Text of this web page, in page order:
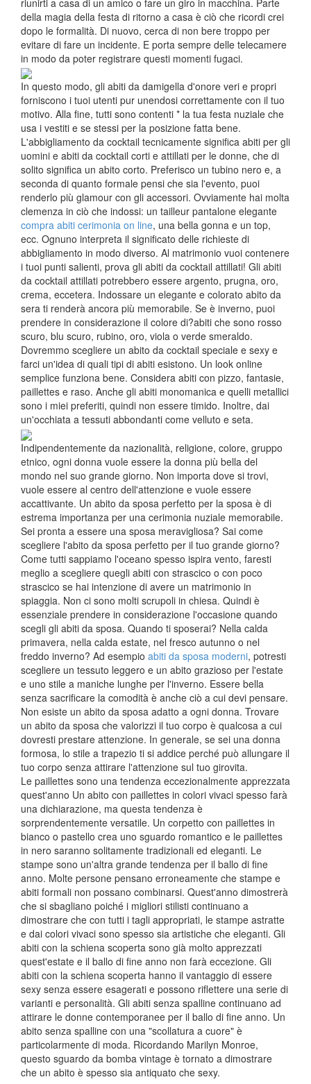
riunirti a casa di un amico o fare un giro in macchina. Parte
della magia della festa di ritorno a casa è ciò che ricordi crei
dopo le formalità. Di nuovo, cerca di non bere troppo per
evitare di fare un incidente. E porta sempre delle telecamere
in modo da poter registrare questi momenti fugaci.
In questo modo, gli abiti da damigella d'onore veri e propri
forniscono i tuoi utenti pur unendosi correttamente con il tuo
motivo. Alla fine, tutti sono contenti * la tua festa nuziale che
usa i vestiti e se stessi per la posizione fatta bene.
L'abbigliamento da cocktail tecnicamente significa abiti per gli
uomini e abiti da cocktail corti e attillati per le donne, che di
solito significa un abito corto. Preferisco un tubino nero e, a
seconda di quanto formale pensi che sia l'evento, puoi
renderlo più glamour con gli accessori. Ovviamente hai molta
clemenza in ciò che indossi: un tailleur pantalone elegante
compra abiti cerimonia on line, una bella gonna e un top,
ecc. Ognuno interpreta il significato delle richieste di
abbigliamento in modo diverso. Al matrimonio vuoi contenere
i tuoi punti salienti, prova gli abiti da cocktail attillati! Gli abiti
da cocktail attillati potrebbero essere argento, prugna, oro,
crema, eccetera. Indossare un elegante e colorato abito da
sera ti renderà ancora più memorabile. Se è inverno, puoi
prendere in considerazione il colore di?abiti che sono rosso
scuro, blu scuro, rubino, oro, viola o verde smeraldo.
Dovremmo scegliere un abito da cocktail speciale e sexy e
farci un'idea di quali tipi di abiti esistono. Un look online
semplice funziona bene. Considera abiti con pizzo, fantasie,
paillettes e raso. Anche gli abiti monomanica e quelli metallici
sono i miei preferiti, quindi non essere timido. Inoltre, dai
un'occhiata a tessuti abbondanti come velluto e seta.
Indipendentemente da nazionalità, religione, colore, gruppo
etnico, ogni donna vuole essere la donna più bella del
mondo nel suo grande giorno. Non importa dove si trovi,
vuole essere al centro dell'attenzione e vuole essere
accattivante. Un abito da sposa perfetto per la sposa è di
estrema importanza per una cerimonia nuziale memorabile.
Sei pronta a essere una sposa meravigliosa? Sai come
scegliere l'abito da sposa perfetto per il tuo grande giorno?
Come tutti sappiamo l'oceano spesso ispira vento, faresti
meglio a scegliere quegli abiti con strascico o con poco
strascico se hai intenzione di avere un matrimonio in
spiaggia. Non ci sono molti scrupoli in chiesa. Quindi è
essenziale prendere in considerazione l'occasione quando
scegli gli abiti da sposa. Quando ti sposerai? Nella calda
primavera, nella calda estate, nel fresco autunno o nel
freddo inverno? Ad esempio abiti da sposa moderni, potresti
scegliere un tessuto leggero e un abito grazioso per l'estate
e uno stile a maniche lunghe per l'inverno. Essere bella
senza sacrificare la comodità è anche ciò a cui devi pensare.
Non esiste un abito da sposa adatto a ogni donna. Trovare
un abito da sposa che valorizzi il tuo corpo è qualcosa a cui
dovresti prestare attenzione. In generale, se sei una donna
formosa, lo stile a trapezio ti si addice perché può allungare il
tuo corpo senza attirare l'attenzione sul tuo girovita.
Le paillettes sono una tendenza eccezionalmente apprezzata
quest'anno Un abito con paillettes in colori vivaci spesso farà
una dichiarazione, ma questa tendenza è
sorprendentemente versatile. Un corpetto con paillettes in
bianco o pastello crea uno sguardo romantico e le paillettes
in nero saranno solitamente tradizionali ed eleganti. Le
stampe sono un'altra grande tendenza per il ballo di fine
anno. Molte persone pensano erroneamente che stampe e
abiti formali non possano combinarsi. Quest'anno dimostrerà
che si sbagliano poiché i migliori stilisti continuano a
dimostrare che con tutti i tagli appropriati, le stampe astratte
e dai colori vivaci sono spesso sia artistiche che eleganti. Gli
abiti con la schiena scoperta sono già molto apprezzati
quest'estate e il ballo di fine anno non farà eccezione. Gli
abiti con la schiena scoperta hanno il vantaggio di essere
sexy senza essere esagerati e possono riflettere una serie di
varianti e personalità. Gli abiti senza spalline continuano ad
attirare le donne contemporanee per il ballo di fine anno. Un
abito senza spalline con una "scollatura a cuore" è
particolarmente di moda. Ricordando Marilyn Monroe,
questo sguardo da bomba vintage è tornato a dimostrare
che un abito è spesso sia antiquato che sexy.